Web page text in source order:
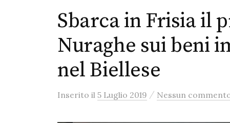
Sbarca in Frisia il
Nuraghe sui beni
nel Biellese
Inserito il 5 Luglio 2019 / Nessun